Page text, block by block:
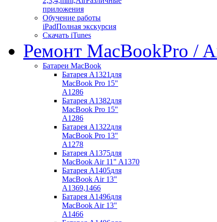
приложения
Обучение работы
iPadПолная экскурсия
Скачать iTunes
Ремонт MacBookPro /
Батареи MacBook
Батарея A1321 для
MacBook Pro 15"
A1286
Батарея A1382для
MacBook Pro 15"
A1286
Батарея A1322для
MacBook Pro 13"
A1278
Батарея A1375для
MacBook Air 11" A1370
Батарея A1405для
MacBook Air 13"
A1369,1466
Батарея A1496для
MacBook Air 13"
A1466